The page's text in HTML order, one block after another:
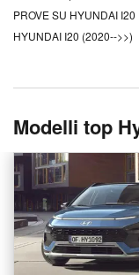
PROVE SU HYUNDAI I20
HYUNDAI I20 (2020-->>)
Modelli top